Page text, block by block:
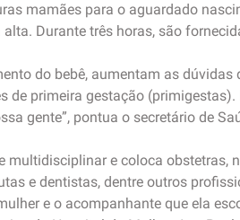
mamães para o aguardado
Durante três horas, são
do bebê, aumentam as
de primeira gestação
gente”, pontua o secretário de
multidisciplinar e coloca
e dentistas, dentre outros
e o acompanhante que ela